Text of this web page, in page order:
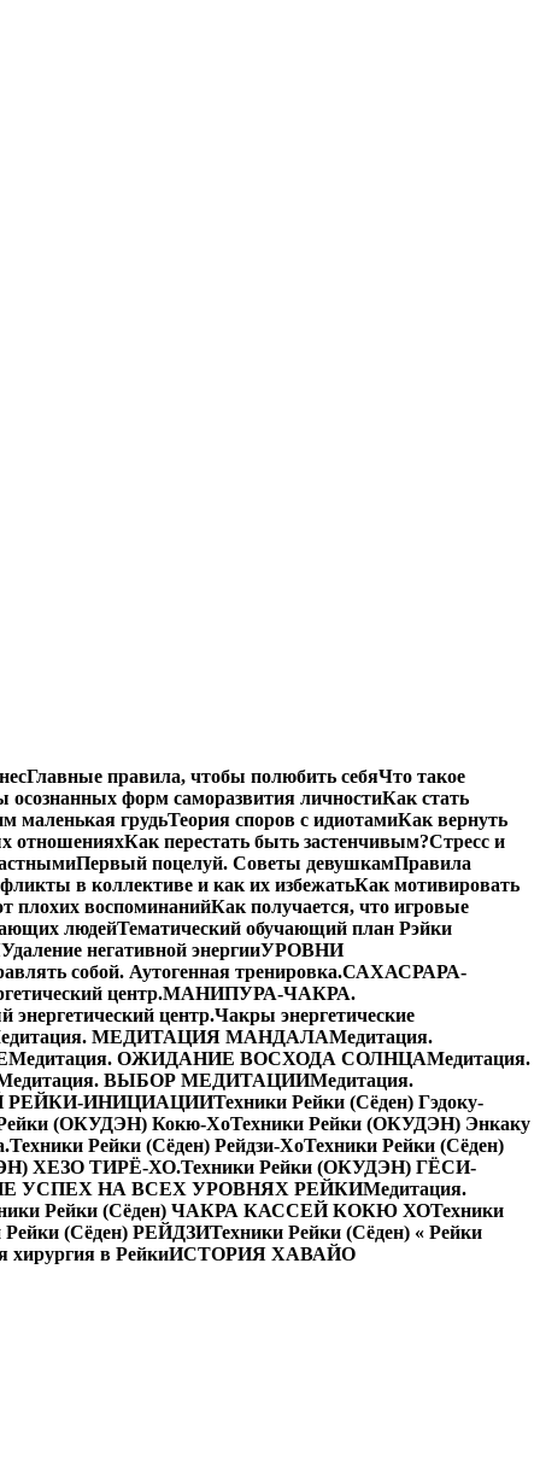
Главные правила, чтобы полюбить себяЧто такое
осознанных форм саморазвития личностиКак стать
маленькая грудьТеория споров с идиотамиКак вернуть
отношенияхКак перестать быть застенчивым?Стресс и
Первый поцелуй. Советы девушкамПравила
в коллективе и как их избежатьКак мотивировать
плохих воспоминанийКак получается, что игровые
людейТематический обучающий план Рэйки
Удаление негативной энергииУРОВНИ
собой. Аутогенная тренировка.САХАСРАРА-
центр.МАНИПУРА-ЧАКРА.
центр.Чакры энергетические
МЕДИТАЦИЯ МАНДАЛАМедитация.
Медитация. ОЖИДАНИЕ ВОСХОДА СОЛНЦАМедитация.
ВЫБОР МЕДИТАЦИИМедитация.
РЕЙКИ-ИНИЦИАЦИИТехники Рейки (Сёден) Гэдоку-
(ОКУДЭН) Кокю-ХоТехники Рейки (ОКУДЭН) Энкаку
Техники Рейки (Сёден) Рейдзи-ХоТехники Рейки (Сёден)
ХЕЗО ТИРЁ-ХО.Техники Рейки (ОКУДЭН) ГЁСИ-
УСПЕХ НА ВСЕХ УРОВНЯХ РЕЙКИМедитация.
Рейки (Сёден) ЧАКРА КАССЕЙ КОКЮ ХОТехники
Рейки (Сёден) РЕЙДЗИТехники Рейки (Сёден) « Рейки
хирургия в РейкиИСТОРИЯ ХАВАЙО